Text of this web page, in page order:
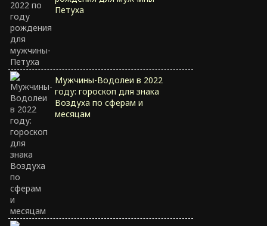
Петуха
Мужчины-Водолеи в 2022
году: гороскоп для знака
Воздуха по сферам и
месяцам